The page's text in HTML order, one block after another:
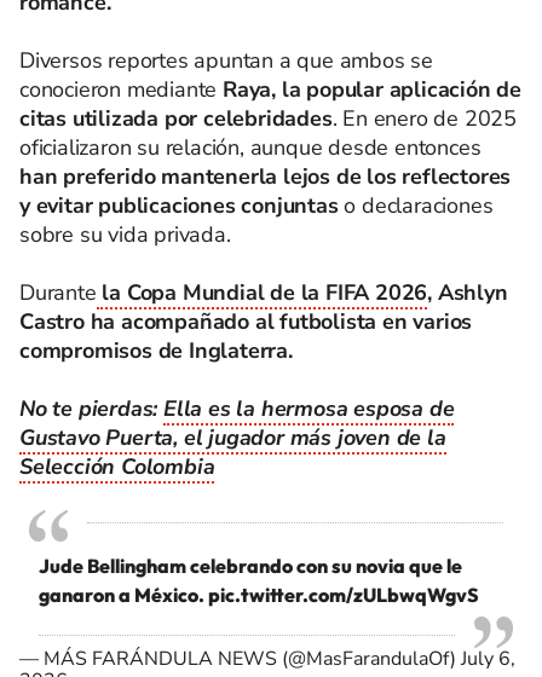
Diversos reportes apuntan a que ambos se
conocieron mediante Raya, la popular aplicación de
citas utilizada por celebridades. En enero de 2025
oficializaron su relación, aunque desde entonces
han preferido mantenerla lejos de los reflectores
y evitar publicaciones conjuntaso declaraciones
sobre su vida privada.
Durante la Copa Mundial de la FIFA 2026, Ashlyn
Castro ha acompañado al futbolista en varios
compromisos de Inglaterra.
No te pierdas:Ella es la hermosa esposa de
Gustavo Puerta, el jugador más joven de la
Selección Colombia
Jude Bellingham celebrando con su novia que le
ganaron a México. pic.twitter.com/zULbwqWgvS
— MÁS FARÁNDULA NEWS (@MasFarandulaOf)July 6,